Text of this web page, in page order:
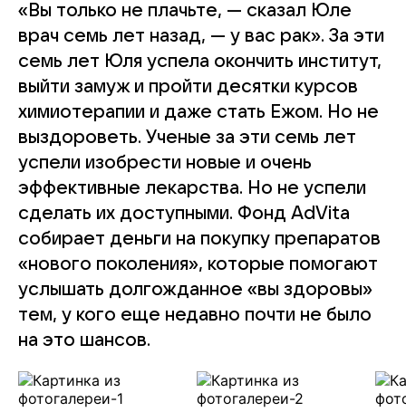
«Вы только не плачьте, — сказал Юле
врач семь лет назад, — у вас рак». За эти
семь лет Юля успела окончить институт,
выйти замуж и пройти десятки курсов
химиотерапии и даже стать Ежом. Но не
выздороветь. Ученые за эти семь лет
успели изобрести новые и очень
эффективные лекарства. Но не успели
сделать их доступными. Фонд AdVita
собирает деньги на покупку препаратов
«нового поколения», которые помогают
услышать долгожданное «вы здоровы»
тем, у кого еще недавно почти не было
на это шансов.